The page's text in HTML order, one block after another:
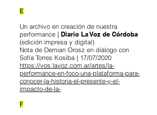
E
Un archivo en creación de nuestra
performance | Diario La Voz de Córdoba
(edición impresa y digital)
Nota de Demian Orosz en diálogo con
Sofía Torres Kosiba | 17/07/2020
https://vos.lavoz.com.ar/artes/la-
performance-en-foco-una-plataforma-para-
conocer-la-historia-el-presente-y-el-
impacto-de-la-
F